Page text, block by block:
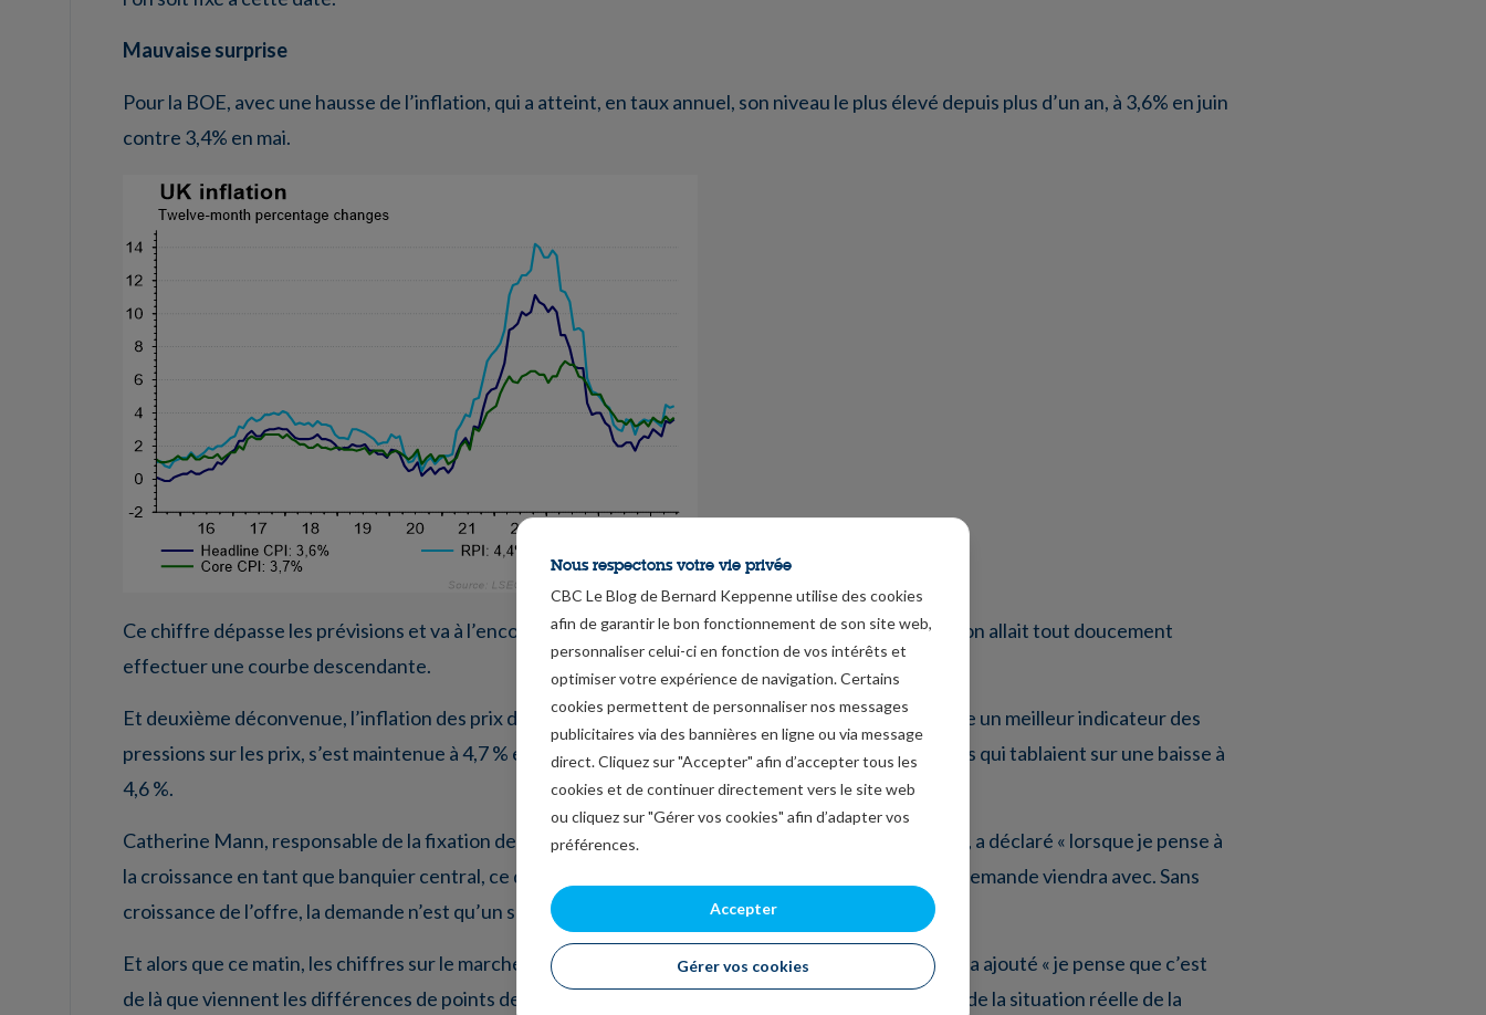
Mauvaise surprise
Pour la BOE, avec une hausse de l’inflation, qui a atteint, en taux annuel, son niveau le plus élevé depuis plus d’un an, à 3,6% en juin
contre 3,4% en mai.
Ce chiffre dépasse les prévisions et va à l’encontre du sentiment de la Banque centrale que l’inflation allait tout doucement
effectuer une courbe descendante.
Et deuxième déconvenue, l’inflation des prix des services, une mesure que la BOE considère comme un meilleur indicateur des
pressions sur les prix, s’est maintenue à 4,7 % en juin, contrairement aux prévisions des économistes qui tablaient sur une baisse à
4,6 %.
Catherine Mann, responsable de la fixation des taux d’intérêt à la Banque d’Angleterre, encore elle, a déclaré « lorsque je pense à
la croissance en tant que banquier central, ce que je veux voir, c’est une croissance de l’offre, et la demande viendra avec. Sans
croissance de l’offre, la demande n’est qu’un sucre d’orge et cela ne se termine pas bien ».
Et alors que ce matin, les chiffres sur le marché de l’emploi en Grande-Bretagne seront publiés, elle a ajouté « je pense que c’est
de là que viennent les différences de points de vue au sein du comité – une différence d’évaluation de la situation réelle de la
Nous respectons votre vie privée
CBC Le Blog de Bernard Keppenne utilise des cookies
afin de garantir le bon fonctionnement de son site web,
personnaliser celui-ci en fonction de vos intérêts et
optimiser votre expérience de navigation. Certains
cookies permettent de personnaliser nos messages
publicitaires via des bannières en ligne ou via message
direct. Cliquez sur "Accepter" afin d’accepter tous les
cookies et de continuer directement vers le site web
ou cliquez sur "Gérer vos cookies" afin d’adapter vos
préférences.
Accepter
Gérer vos cookies